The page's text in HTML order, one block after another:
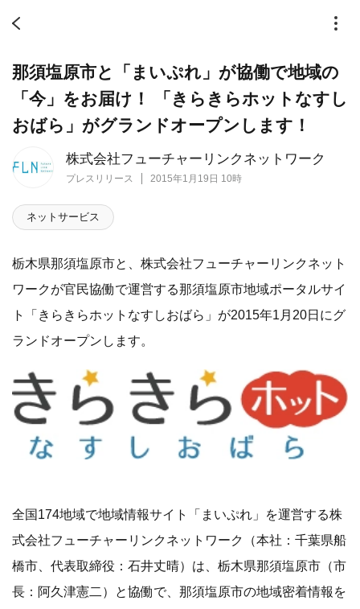
株式会社フューチャーリンクネットワーク
プレスリリース 2015年1月19日 10時
那須塩原市と「まいぷれ」が協働で地域の
「今」をお届け！ 「きらきらホットなすし
おばら」がグランドオープンします！
ネットサービス
栃木県那須塩原市と、株式会社フューチャーリンクネット
ワークが官民協働で運営する那須塩原市地域ポータルサイ
ト「きらきらホットなすしおばら」が2015年1月20日にグ
ランドオープンします。
全国174地域で地域情報サイト「まいぷれ」を運営する株
式会社フューチャーリンクネットワーク（本社：千葉県船
橋市、代表取締役：石井丈晴）は、栃木県那須塩原市（市
長：阿久津憲二）と協働で、那須塩原市の地域密着情報を